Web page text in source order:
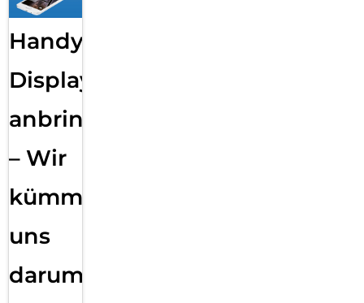
Handy
Displayfolie
anbringen
– Wir
kümmern
uns
darum!